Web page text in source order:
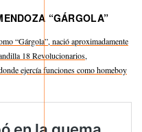
“GÁRGOLA”
“Gárgola”, nació aproximadamente
18 Revolucionarios,
ejercía funciones como homeboy